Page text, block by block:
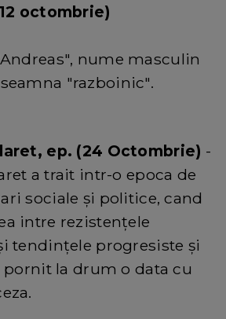
octombrie)
nume masculin
"razboinic".
ep. (24 Octombrie) -
a trait intr-o epoca de
sociale şi politice, cand
intre rezistenţele
tendinţele progresiste şi
pornit la drum o data cu